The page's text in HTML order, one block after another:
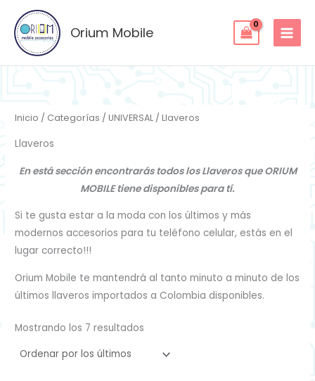
contenido
Orium Mobile
Inicio / Categorías /UNIVERSAL / Llaveros
Llaveros
En está sección encontrarás todos los Llaveros que ORIUM
MOBILE tiene disponibles para tí.
Si te gusta estar a la moda con los últimos y más
modernos accesorios para tu teléfono celular, estás en el
lugar correcto!!!
Orium Mobile te mantendrá al tanto minuto a minuto de los
últimos llaveros importados a Colombia disponibles.
Mostrando los 7 resultados
últimos